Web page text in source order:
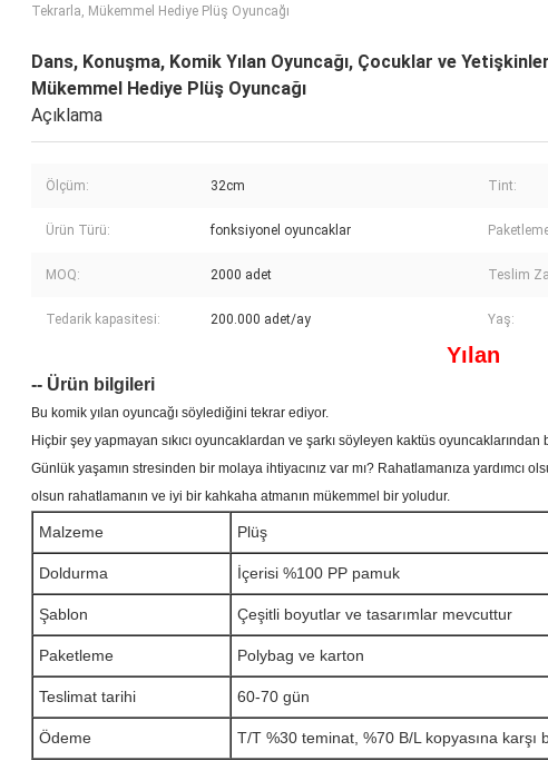
Tekrarla, Mükemmel Hediye Plüş Oyuncağı
Dans, Konuşma, Komik Yılan Oyuncağı, Çocuklar ve
Mükemmel Hediye Plüş Oyuncağı
Açıklama
Ölçüm: 32cm Tint:
Ürün Türü: fonksiyonel oyuncaklar
MOQ: 2000 adet Teslim
Tedarik kapasitesi: 200.000 adet/ay Yaş:
Yılan
-- Ürün bilgileri
Bu komik yılan oyuncağı söylediğini tekrar ediyor.
Hiçbir şey yapmayan sıkıcı oyuncaklardan ve şarkı söyleyen kaktüs oyuncaklarından
Günlük yaşamın stresinden bir molaya ihtiyacınız var mı? Rahatlamanıza yardımcı
olsun rahatlamanın ve iyi bir kahkaha atmanın mükemmel bir yoludur.
Malzeme Plüş
Doldurma İçerisi %100 PP pamuk
Şablon Çeşitli boyutlar ve tasarımlar mevcuttur
Paketleme Polybag ve karton
Teslimat tarihi 60-70 gün
Ödeme T/T %30 teminat, %70 B/L kopyasına karşı